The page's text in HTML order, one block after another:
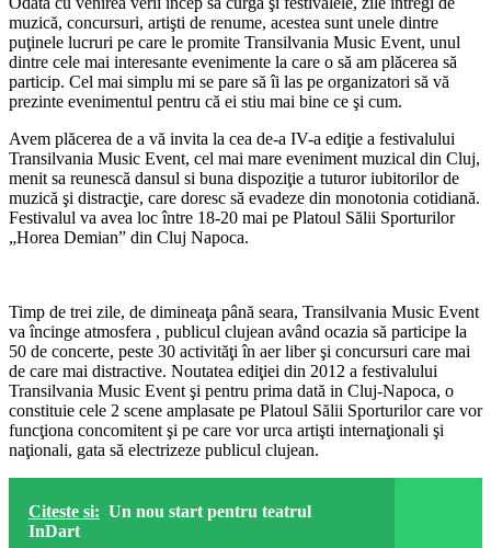
muzică, concursuri, artişti de renume, acestea sunt unele dintre
puţinele lucruri pe care le promite Transilvania Music Event, unul
dintre cele mai interesante evenimente la care o să am plăcerea să
particip. Cel mai simplu mi se pare să îi las pe organizatori să vă
prezinte evenimentul pentru că ei stiu mai bine ce şi cum.
Avem plăcerea de a vă invita la cea de-a IV-a ediţie a festivalului
Transilvania Music Event, cel mai mare eveniment muzical din Cluj,
menit sa reunescă dansul si buna dispoziţie a tuturor iubitorilor de
muzică şi distracţie, care doresc să evadeze din monotonia cotidiană.
Festivalul va avea loc între 18-20 mai pe Platoul Sălii Sporturilor
„Horea Demian” din Cluj Napoca.
Timp de trei zile, de dimineaţa până seara, Transilvania Music Event
va încinge atmosfera , publicul clujean având ocazia să participe la
50 de concerte, peste 30 activităţi în aer liber şi concursuri care mai
de care mai distractive. Noutatea ediţiei din 2012 a festivalului
Transilvania Music Event şi pentru prima dată in Cluj-Napoca, o
constituie cele 2 scene amplasate pe Platoul Sălii Sporturilor care vor
funcţiona concomitent şi pe care vor urca artişti internaţionali şi
naţionali, gata să electrizeze publicul clujean.
Citeste si: Un nou start pentru teatrul
InDart